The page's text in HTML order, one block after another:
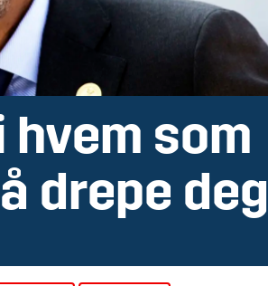
hvem som
drepe deg